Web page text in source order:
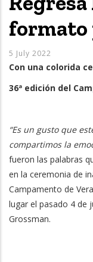
formato
5 July 2022
Con una colorida
36ª edición del
“Es un gusto que
compartimos la
fueron las palabras
en la ceremonia de
Campamento de
lugar el pasado 4 de
Grossman.